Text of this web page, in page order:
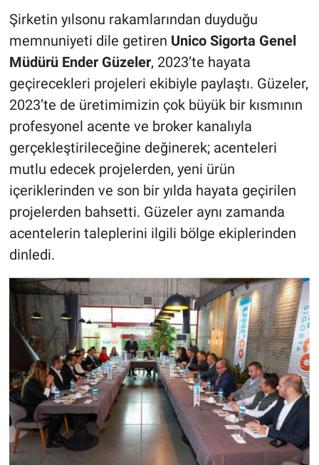
Şirketin yılsonu rakamlarından duyduğu
memnuniyeti dile getiren Unico Sigorta Genel
Müdürü Ender Güzeler, 2023’te hayata
geçirecekleri projeleri ekibiyle paylaştı. Güzeler,
2023’te de üretimimizin çok büyük bir kısmının
profesyonel acente ve broker kanalıyla
gerçekleştirileceğine değinerek; acenteleri
mutlu edecek projelerden, yeni ürün
içeriklerinden ve son bir yılda hayata geçirilen
projelerden bahsetti. Güzeler aynı zamanda
acentelerin taleplerini ilgili bölge ekiplerinden
dinledi.